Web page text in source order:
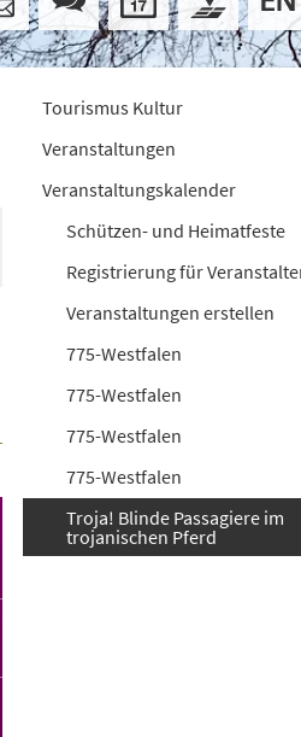
Tourismus Kultur
Veranstaltungen
Veranstaltungskalender
Schützen- und Heimatfeste
Registrierung für
Veranstaltungen erstellen
775-Westfalen
775-Westfalen
775-Westfalen
775-Westfalen
Troja! Blinde Passagiere im
trojanischen Pferd